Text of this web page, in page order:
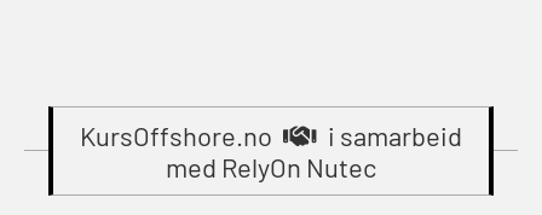
Breathing System (CA-EBS) Initial
Deployment (OBS119)
Compressed Air Emergency
sikkerhetskurs for offiserer
(MBSBLE024)
STCW Oppdatering videregående
Grunnkurs Industrivern (LSC115)
Grunnkurs Røykdykking Industrivern
KursOffshore.no
i samarbeid
med RelyOn Nutec